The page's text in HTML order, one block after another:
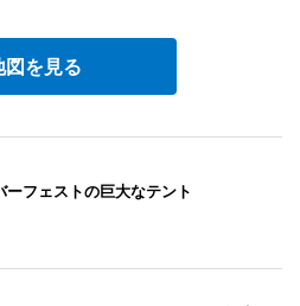
図を見る
ーフェストの巨大なテント